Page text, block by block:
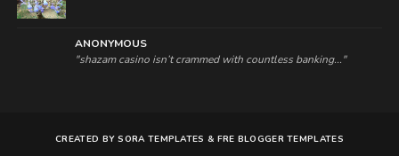
ANONYMOUS
"shazam casino isn’t crammed with countless banking..."
CREATED BYSORA TEMPLATES & FRE BLOGGER TEMPLATES